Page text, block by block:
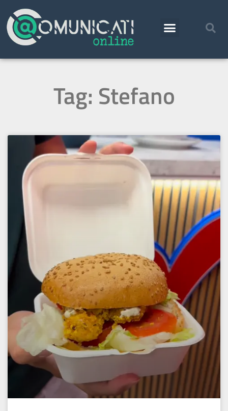
Tag: Stefano